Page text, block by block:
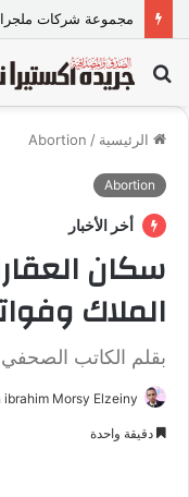
بحث
عن
الرئيسية /
Abortion
Abortion
أخر الأخبار
سكان
الملاك
بقلم الكاتب
ibrahim Morsy Elzeiny
دقيقة واحدة